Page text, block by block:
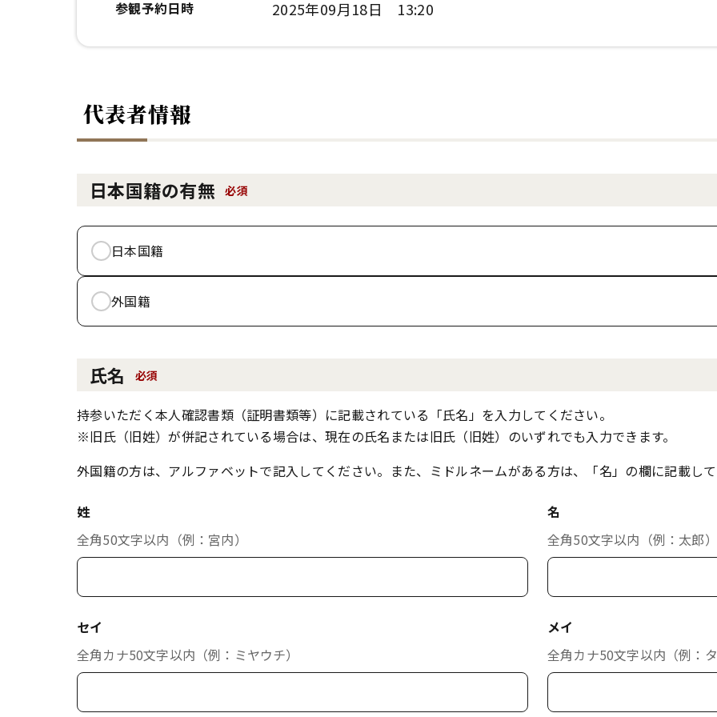
参観予約日時 2025年09月18日 13:20
代表者情報
日本国籍の有無 必須
日本国籍
外国籍
氏名 必須
持参いただく本人確認書類（証明書類等）に記載されている「氏名」を入力してください。
※旧氏（旧姓）が併記されている場合は、現在の氏名または旧氏（旧姓）のいずれでも入力できます。
外国籍の方は、アルファベットで記入してください。また、ミドルネームがある方は、「名」の欄に記載して
姓
全角50文字以内（例：宮内）
名
全角50文字以内（例：太郎）
セイ
全角カナ50文字以内（例：ミヤウチ）
メイ
全角カナ50文字以内（例：タ